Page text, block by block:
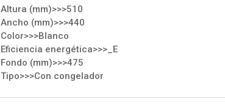
Altura (mm)>>>510
Ancho (mm)>>>440
Color>>>Blanco
Eficiencia energética>>>_E
Fondo (mm)>>>475
Tipo>>>Con congelador